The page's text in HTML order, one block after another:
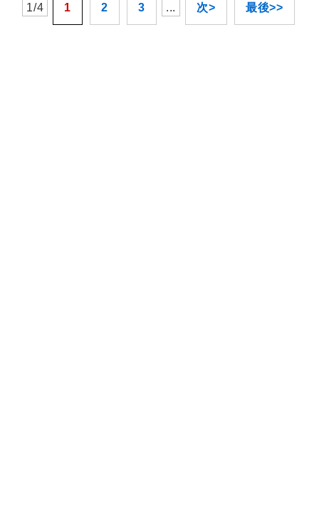
1/4 1 2 3 ... 次> 最後>>